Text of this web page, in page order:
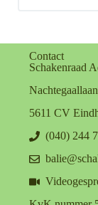
Contact
Schakenraad
5611 CV
(040) 244